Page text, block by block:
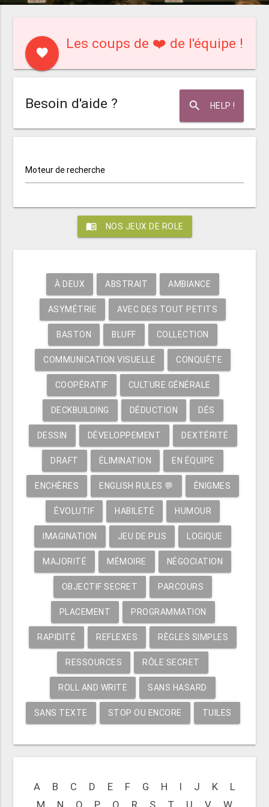
favorite
Les coups de ❤️ de l'équipe !
search HELP !
Besoin d'aide ?
Moteur de recherche
menu_book NOS JEUX DE ROLE
À DEUX ABSTRAIT AMBIANCE
ASYMÉTRIE AVEC DES TOUT PETITS
BASTON BLUFF COLLECTION
COMMUNICATION VISUELLE CONQUÊTE
COOPÉRATIF CULTURE GÉNÉRALE
DECKBUILDING DÉDUCTION DÉS
DESSIN DÉVELOPPEMENT DEXTÉRITÉ
DRAFT ÉLIMINATION EN ÉQUIPE
ENCHÈRES ENGLISH RULES 💬 ÉNIGMES
ÉVOLUTIF HABILETÉ HUMOUR
IMAGINATION JEU DE PLIS LOGIQUE
MAJORITÉ MÉMOIRE NÉGOCIATION
OBJECTIF SECRET PARCOURS
PLACEMENT PROGRAMMATION
RAPIDITÉ REFLEXES RÈGLES SIMPLES
RESSOURCES RÔLE SECRET
ROLL AND WRITE SANS HASARD
SANS TEXTE STOP OU ENCORE TUILES
A B C D E F G H I J K
L